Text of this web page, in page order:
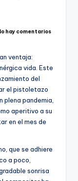
hay comentarios
ventaja:
vida. Este
del
el pistoletazo
pandemia,
aperitivo a su
en el mes de
que se adhiere
a poco,
sonrisa